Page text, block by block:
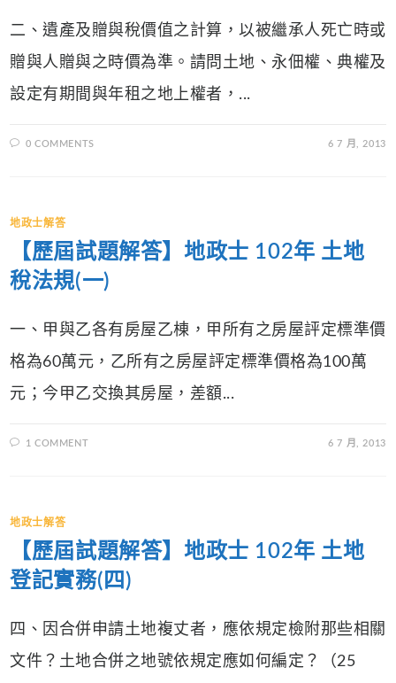
二、遺產及贈與稅價值之計算，以被繼承人死亡時或
贈與人贈與之時價為準。請問土地、永佃權、典權及
設定有期間與年租之地上權者，...
0 COMMENTS 6 7 月, 2013
地政士解答
【歷屆試題解答】地政士 102年 土地
稅法規(一)
一、甲與乙各有房屋乙棟，甲所有之房屋評定標準價
格為60萬元，乙所有之房屋評定標準價格為100萬
元；今甲乙交換其房屋，差額...
1 COMMENT 6 7 月, 2013
地政士解答
【歷屆試題解答】地政士 102年 土地
登記實務(四)
四、因合併申請土地複丈者，應依規定檢附那些相關
文件？土地合併之地號依規定應如何編定？（25